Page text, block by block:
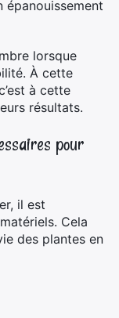
lorsque
À cette
à cette
résultats.
pour
il est
Cela
des plantes en